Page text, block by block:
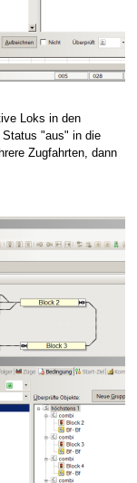
Loks in den
Status "aus" in die
Zugfahrten, dann